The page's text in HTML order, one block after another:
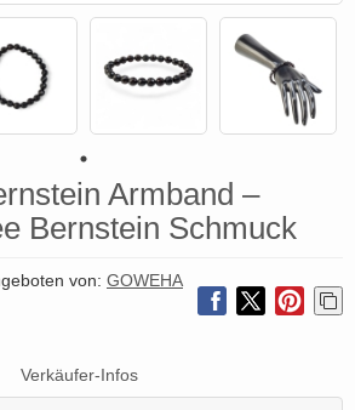
Armband –
Bernstein Schmuck
von: GOWEHA
Verkäufer-Infos